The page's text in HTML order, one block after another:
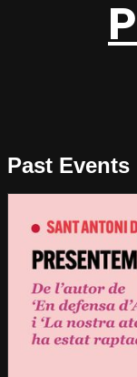
Past Events